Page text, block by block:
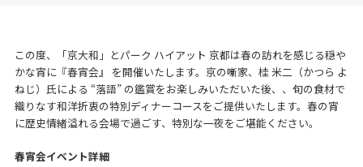
この度、「京大和」とパーク ハイアット 京都は春の訪れを感じる穏や
かな宵に『春宵会』 を開催いたします。京の噺家、桂 米二（かつら よ
ねじ）氏による “落語” の鑑賞をお楽しみいただいた後、、旬の食材で
織りなす和洋折衷の特別ディナーコースをご提供いたします。春の宵
に歴史情緒溢れる会場で過ごす、特別な一夜をご堪能ください。
春宵会イベント詳細